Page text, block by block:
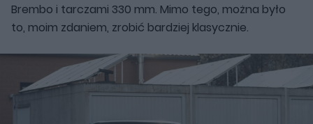
Brembo i tarczami 330 mm. Mimo tego, można było
to, moim zdaniem, zrobić bardziej klasycznie.